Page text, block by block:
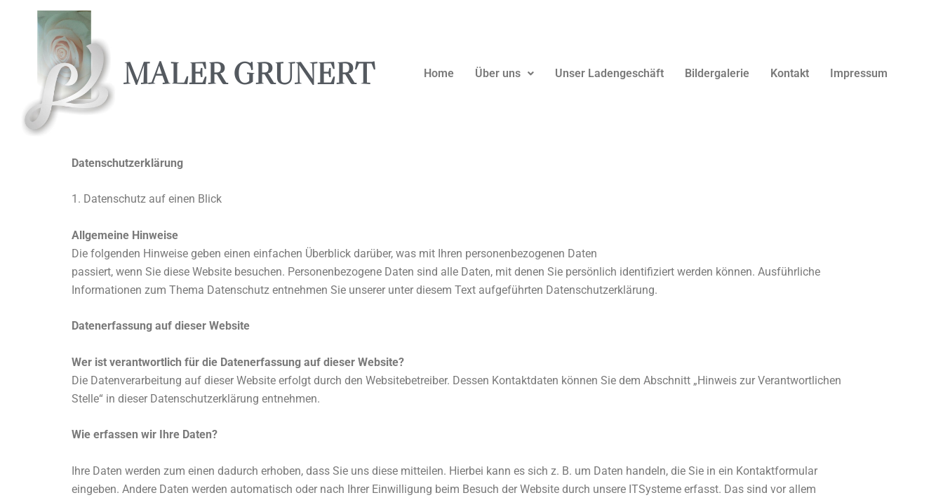
MALER GRUNERT Home Über uns Unser Ladengeschäft Bildergalerie Kontakt Impressum
Datenschutzerklärung
1. Datenschutz auf einen Blick
Allgemeine Hinweise
Die folgenden Hinweise geben einen einfachen Überblick darüber, was mit Ihren personenbezogenen Daten
passiert, wenn Sie diese Website besuchen. Personenbezogene Daten sind alle Daten, mit denen Sie persönlich identifiziert werden können. Ausführliche
Informationen zum Thema Datenschutz entnehmen Sie unserer unter diesem Text aufgeführten Datenschutzerklärung.
Datenerfassung auf dieser Website
Wer ist verantwortlich für die Datenerfassung auf dieser Website?
Die Datenverarbeitung auf dieser Website erfolgt durch den Websitebetreiber. Dessen Kontaktdaten können Sie dem Abschnitt „Hinweis zur Verantwortlichen
Stelle“ in dieser Datenschutzerklärung entnehmen.
Wie erfassen wir Ihre Daten?
Ihre Daten werden zum einen dadurch erhoben, dass Sie uns diese mitteilen. Hierbei kann es sich z. B. um Daten handeln, die Sie in ein Kontaktformular
eingeben. Andere Daten werden automatisch oder nach Ihrer Einwilligung beim Besuch der Website durch unsere ITSysteme erfasst. Das sind vor allem